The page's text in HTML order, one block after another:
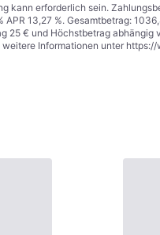
kann erforderlich sein.
13,27 %. Gesamtbetrag:
€ und Höchstbetrag
Informationen unter https://